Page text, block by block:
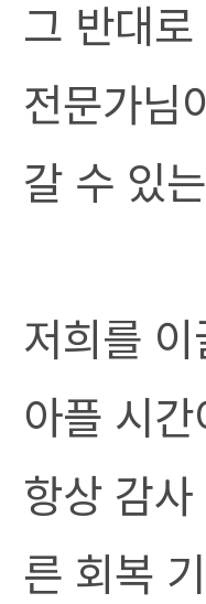
그 반대
전문가님
갈 수 있
저희를
아플 시
항상 감
른 회복